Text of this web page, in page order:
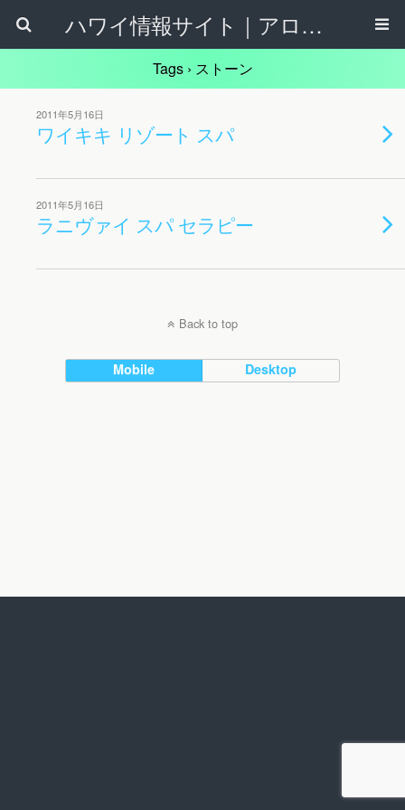
ハワイ情報サイト｜アロハタウンネット
Tags › ストーン
2011年5月16日
ワイキキ リゾート スパ
2011年5月16日
ラニヴァイ スパ セラピー
Back to top
Mobile Desktop